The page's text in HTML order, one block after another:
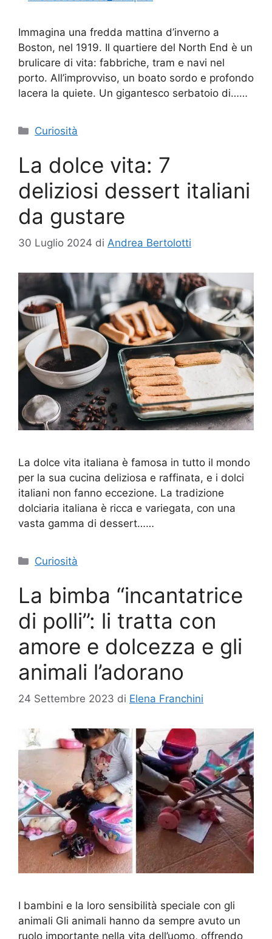
Immagina una fredda mattina d’inverno a
Boston, nel 1919. Il quartiere del North End è un
brulicare di vita: fabbriche, tram e navi nel
porto. All’improvviso, un boato sordo e profondo
lacera la quiete. Un gigantesco serbatoio di……
Categorie
Curiosità
La dolce vita: 7
deliziosi dessert italiani
da gustare
30 Luglio 2024 di Andrea Bertolotti
La dolce vita italiana è famosa in tutto il mondo
per la sua cucina deliziosa e raffinata, e i dolci
italiani non fanno eccezione. La tradizione
dolciaria italiana è ricca e variegata, con una
vasta gamma di dessert……
Categorie
Curiosità
La bimba “incantatrice
di polli”: li tratta con
amore e dolcezza e gli
animali l’adorano
24 Settembre 2023 di Elena Franchini
I bambini e la loro sensibilità speciale con gli
animali Gli animali hanno da sempre avuto un
ruolo importante nella vita dell’uomo, offrendo